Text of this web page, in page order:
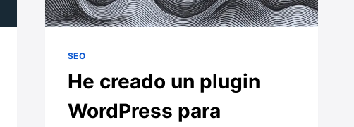
SEO
He creado un plugin
WordPress para